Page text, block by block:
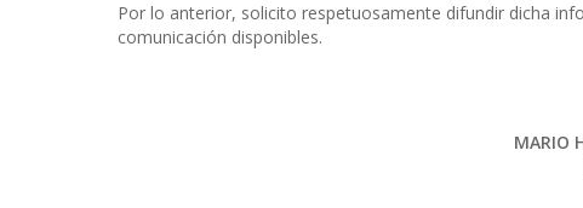
Por lo anterior, solicito respetuosamente difundir dicha
comunicación disponibles.
MARIO